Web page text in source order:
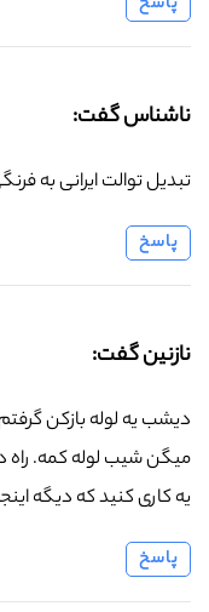
ناشناس گفت:
تبدیل توالت ایرانی به
پاسخ
نازنین گفت:
دیشب یه لوله بازکن
میگن شیب لوله کمه.
یه کاری کنید که دیگه
پاسخ